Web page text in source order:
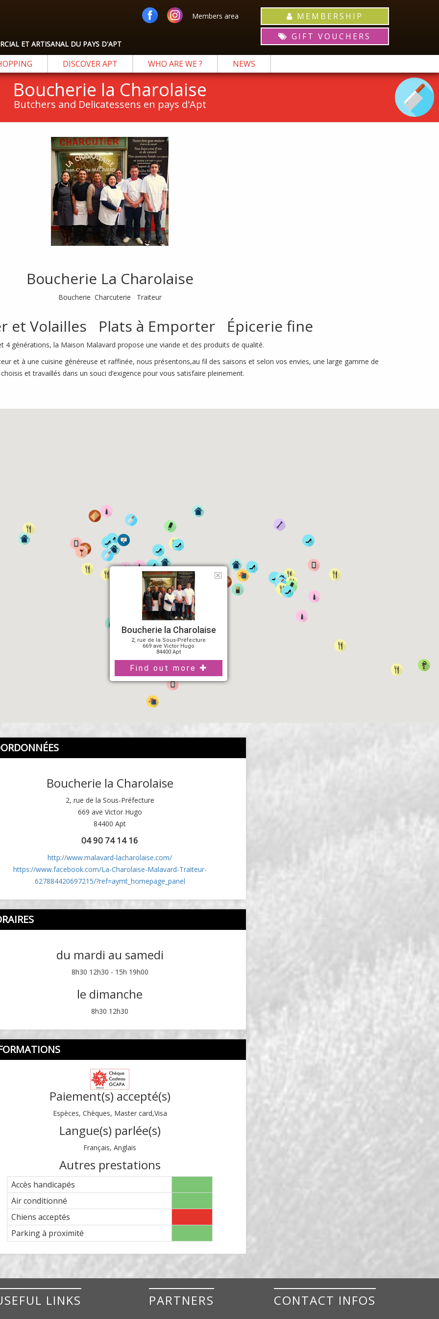
Members area
ET ARTISANAL DU PAYS D'APT
MEMBERSHIP
GIFT VOUCHERS
DISCOVER APT WHO ARE WE ? NEWS
Boucherie la Charolaise
Butchers and Delicatessens en pays d'Apt
Boucherie La Charolaise
Boucherie Charcuterie Traiteur
et Volailles Plats à Emporter Épicerie fine
4 générations, la Maison Malavard propose une viande et des produits de qualité.
et à une cuisine généreuse et raffinée, nous présentons,au fil des saisons et selon vos envies, une large gamme de
et travaillés dans un souci d’exigence pour vous satisfaire pleinement.
Boucherie la Charolaise
2, rue de la Sous-Préfecture
669 ave Victor Hugo
84400 Apt
Find out more
Boucherie la Charolaise
2, rue de la Sous-Préfecture
669 ave Victor Hugo
84400 Apt
04 90 74 14 16
http://www.malavard-lacharolaise.com/
https://www.facebook.com/La-Charolaise-Malavard-Traiteur-
627884420697215/?ref=aymt_homepage_panel
du mardi au samedi
8h30 12h30 - 15h 19h00
le dimanche
8h30 12h30
Paiement(s) accepté(s)
Espèces, Chèques, Master card,Visa
Langue(s) parlée(s)
Français, Anglais
Autres prestations
Accès handicapés
Air conditionné
Chiens acceptés
Parking à proximité
LINKS PARTNERS CONTACT INFOS